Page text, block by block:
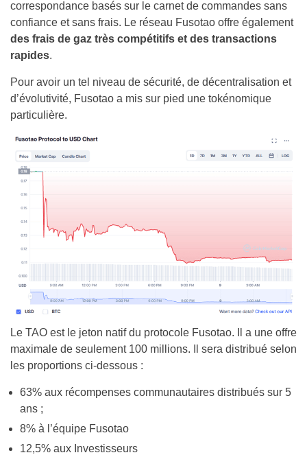
correspondance basés sur le carnet de commandes sans
confiance et sans frais. Le réseau Fusotao offre également
des frais de gaz très compétitifs et des transactions
rapides.
Pour avoir un tel niveau de sécurité, de décentralisation et
d’évolutivité, Fusotao a mis sur pied une tokénomique
particulière.
Le TAO est le jeton natif du protocole Fusotao. Il a une offre
maximale de seulement 100 millions. Il sera distribué selon
les proportions ci-dessous :
63% aux récompenses communautaires distribués sur 5
ans ;
8% à l’équipe Fusotao
12,5% aux Investisseurs